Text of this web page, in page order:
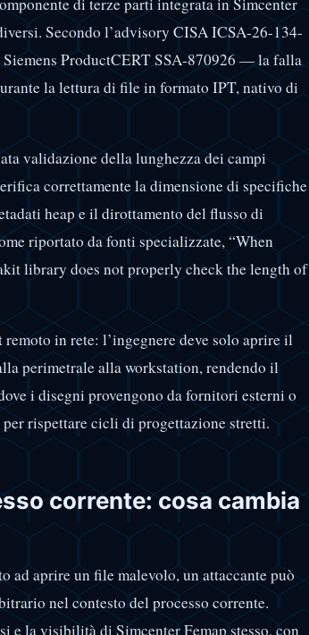
Secondo l’advisory CISA ICSA-26-134-
ProductCERT SSA-870926 — la falla
la lettura di file in formato IPT, nativo di
validazione della lunghezza dei campi
correttamente la dimensione di specifiche
heap e il dirottamento del flusso di
riportato da fonti specializzate, “When
library does not properly check the length of
in rete: l’ingegnere deve solo aprire il
perimetrale alla workstation, rendendo il
i disegni provengono da fornitori esterni o
rispettare cicli di progettazione stretti.
corrente: cosa cambia
ad aprire un file malevolo, un attaccante può
nel contesto del processo corrente.
e la visibilità di Simcenter Femap stesso, con